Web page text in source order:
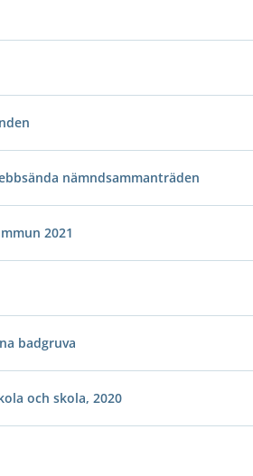
nämndsammanträden
2021
badgruva
och skola, 2020